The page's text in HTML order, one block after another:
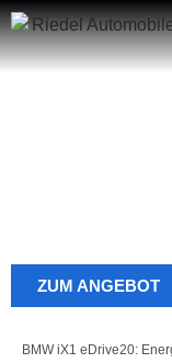
springen
ZUM ANGEBOT
BMW iX1 eDrive20: